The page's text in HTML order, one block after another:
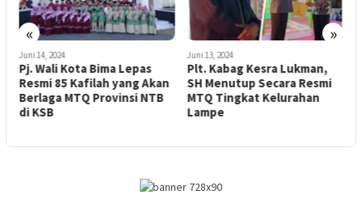
« »
Juni 14, 2024
Pj. Wali Kota Bima Lepas
Resmi 85 Kafilah yang Akan
Berlaga MTQ Provinsi NTB
di KSB
Juni 13, 2024
Plt. Kabag Kesra Lukman,
SH Menutup Secara Resmi
MTQ Tingkat Kelurahan
Lampe